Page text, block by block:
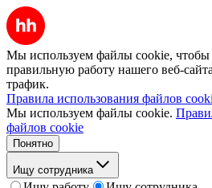
Мы используем файлы cookie, чтобы
правильную работу нашего веб-
трафик.
Правила использования файлов
Мы используем файлы cookie.
файлов cookie
Понятно
Ищу сотрудника